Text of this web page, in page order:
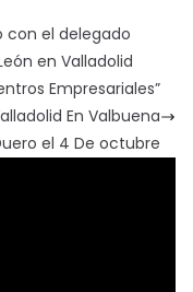
con el delegado
en Valladolid
Empresariales”
En Valbuena
el 4 De octubre